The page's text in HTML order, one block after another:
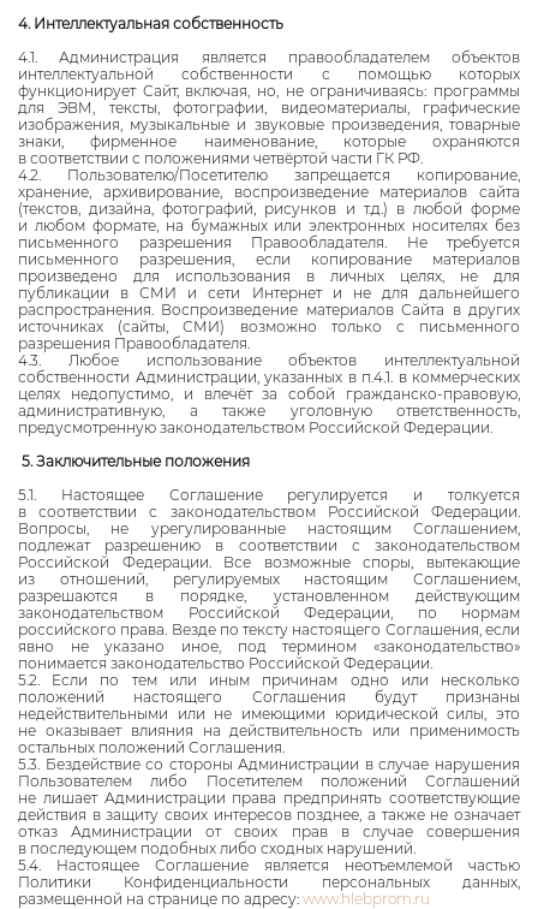
4. Интеллектуальная собственность
4.1. Администрация является правообладателем объектов
интеллектуальной собственности с помощью которых
функционирует Сайт, включая, но, не ограничиваясь: программы
для ЭВМ, тексты, фотографии, видеоматериалы, графические
изображения, музыкальные и звуковые произведения, товарные
знаки, фирменное наименование, которые охраняются
в соответствии с положениями четвёртой части ГК РФ.
4.2. Пользователю/Посетителю запрещается копирование,
хранение, архивирование, воспроизведение материалов сайта
(текстов, дизайна, фотографий, рисунков и т.д.) в любой форме
и любом формате, на бумажных или электронных носителях без
письменного разрешения Правообладателя. Не требуется
письменного разрешения, если копирование материалов
произведено для использования в личных целях, не для
публикации в СМИ и сети Интернет и не для дальнейшего
распространения. Воспроизведение материалов Сайта в других
источниках (сайты, СМИ) возможно только с письменного
разрешения Правообладателя.
4.3. Любое использование объектов интеллектуальной
собственности Администрации, указанных в п.4.1. в коммерческих
целях недопустимо, и влечёт за собой гражданско-правовую,
административную, а также уголовную ответственность,
предусмотренную законодательством Российской Федерации.
5. Заключительные положения
5.1. Настоящее Соглашение регулируется и толкуется
в соответствии с законодательством Российской Федерации.
Вопросы, не урегулированные настоящим Соглашением,
подлежат разрешению в соответствии с законодательством
Российской Федерации. Все возможные споры, вытекающие
из отношений, регулируемых настоящим Соглашением,
разрешаются в порядке, установленном действующим
законодательством Российской Федерации, по нормам
российского права. Везде по тексту настоящего Соглашения, если
явно не указано иное, под термином «законодательство»
понимается законодательство Российской Федерации.
5.2. Если по тем или иным причинам одно или несколько
положений настоящего Соглашения будут признаны
недействительными или не имеющими юридической силы, это
не оказывает влияния на действительность или применимость
остальных положений Соглашения.
5.3. Бездействие со стороны Администрации в случае нарушения
Пользователем либо Посетителем положений Соглашений
не лишает Администрации права предпринять соответствующие
действия в защиту своих интересов позднее, а также не означает
отказ Администрации от своих прав в случае совершения
в последующем подобных либо сходных нарушений.
5.4. Настоящее Соглашение является неотъемлемой частью
Политики Конфиденциальности персональных данных,
размещенной на странице по адресу: www.hlebprom.ru